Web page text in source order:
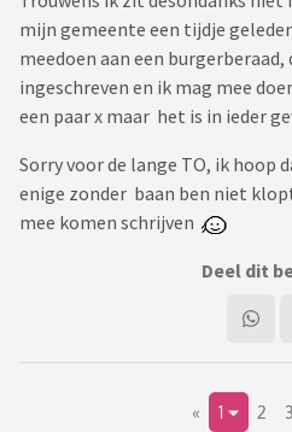
mijn gemeente een tijdje
meedoen aan een
ingeschreven en ik mag mee
een paar x maar het is in ieder
Sorry voor de lange TO, ik hoop
enige zonder baan ben niet
mee komen schrijven
Deel dit
« 1 2 3